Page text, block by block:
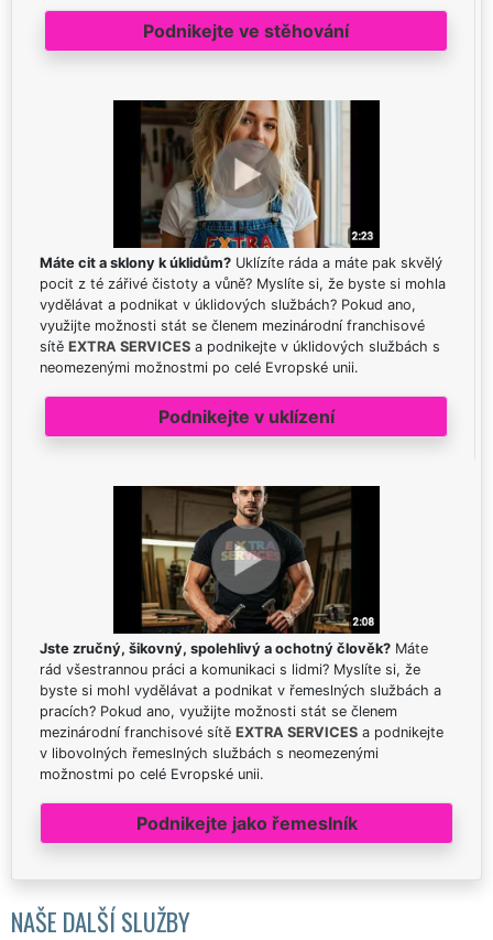
Podnikejte ve stěhování
Máte cit a sklony k úklidům? Uklízíte ráda a máte pak skvělý
pocit z té zářivé čistoty a vůně? Myslíte si, že byste si mohla
vydělávat a podnikat v úklidových službách? Pokud ano,
využijte možnosti stát se členem mezinárodní franchisové
sítě EXTRA SERVICES a podnikejte v úklidových službách s
neomezenými možnostmi po celé Evropské unii.
Podnikejte v uklízení
Jste zručný, šikovný, spolehlivý a ochotný člověk? Máte
rád všestrannou práci a komunikaci s lidmi? Myslíte si, že
byste si mohl vydělávat a podnikat v řemeslných službách a
pracích? Pokud ano, využijte možnosti stát se členem
mezinárodní franchisové sítě EXTRA SERVICES a podnikejte
v libovolných řemeslných službách s neomezenými
možnostmi po celé Evropské unii.
Podnikejte jako řemeslník
NAŠE DALŠÍ SLUŽBY